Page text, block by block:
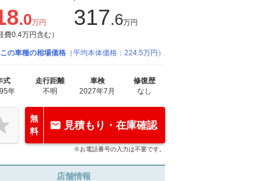
.0万円
費0.4万円含む）
317.6万円
この車種の相場価格 （平均本体価格：224.5万円）
式
年
走行距離
不明
車検
2027年7月
修復歴
なし
無
料
見積もり・在庫確認
※お電話番号の入力は不要です。
店舗情報